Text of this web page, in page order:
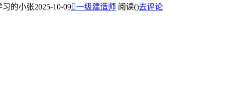
习的小张2025-10-09一级建造师 阅读()去评论